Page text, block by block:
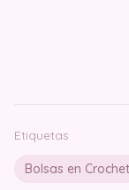
Etiquetas
Bolsas en Crochet